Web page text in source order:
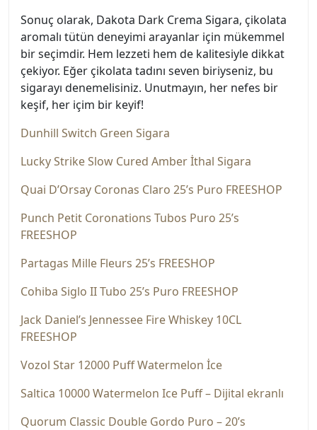
Sonuç olarak, Dakota Dark Crema Sigara, çikolata
aromalı tütün deneyimi arayanlar için mükemmel
bir seçimdir. Hem lezzeti hem de kalitesiyle dikkat
çekiyor. Eğer çikolata tadını seven biriyseniz, bu
sigarayı denemelisiniz. Unutmayın, her nefes bir
keşif, her içim bir keyif!
Dunhill Switch Green Sigara
Lucky Strike Slow Cured Amber İthal Sigara
Quai D’Orsay Coronas Claro 25’s Puro FREESHOP
Punch Petit Coronations Tubos Puro 25’s
FREESHOP
Partagas Mille Fleurs 25’s FREESHOP
Cohiba Siglo II Tubo 25’s Puro FREESHOP
Jack Daniel’s Jennessee Fire Whiskey 10CL
FREESHOP
Vozol Star 12000 Puff Watermelon İce
Saltica 10000 Watermelon Ice Puff – Dijital ekranlı
Quorum Classic Double Gordo Puro – 20’s